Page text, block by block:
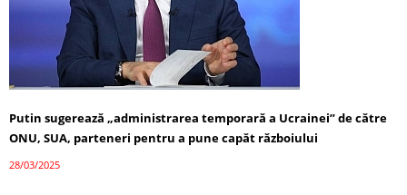
Putin sugerează „administrarea temporară a Ucrainei” de către
ONU, SUA, parteneri pentru a pune capăt războiului
28/03/2025